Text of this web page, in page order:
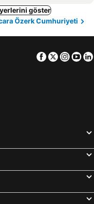
göster
Özerk Cumhuriyeti
Facebook
Twitter